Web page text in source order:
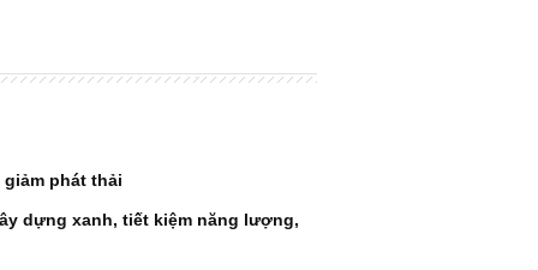
phát thải
dựng xanh, tiết kiệm năng lượng,